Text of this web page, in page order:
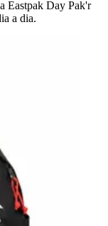
Eastpak Day Pak'r
a dia.